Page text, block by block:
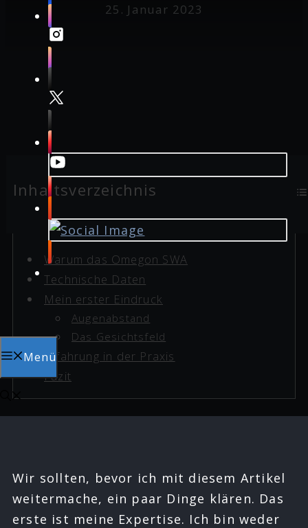
Menü
25. Januar 2023
Inhaltsverzeichnis
Warum das Omegon SWA
Technische Daten
Mein erster Eindruck
Augenabstand
Das Gesichtsfeld
Erfahrung in der Praxis
Fazit
Wir sollten, bevor ich mit diesem Artikel
weitermache, ein paar Dinge klären. Das
erste ist meine Expertise. Ich bin weder